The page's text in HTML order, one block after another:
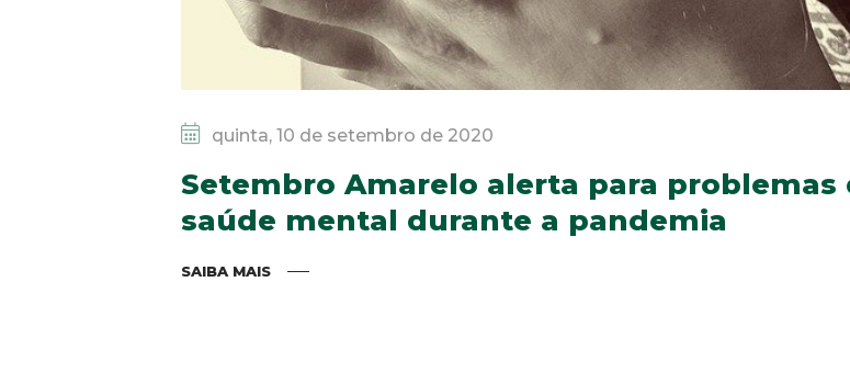
quinta, 10 de setembro de 2020
Setembro Amarelo alerta para problemas
saúde mental durante a pandemia
SAIBA MAIS